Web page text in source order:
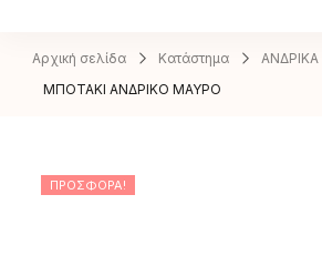
Αρχική σελίδα Κατάστημα ΑΝΔΡΙΚΑ
ΜΠΟΤΑΚΙ ΑΝΔΡΙΚΟ ΜΑΥΡΟ
ΠΡΟΣΦΟΡΆ!